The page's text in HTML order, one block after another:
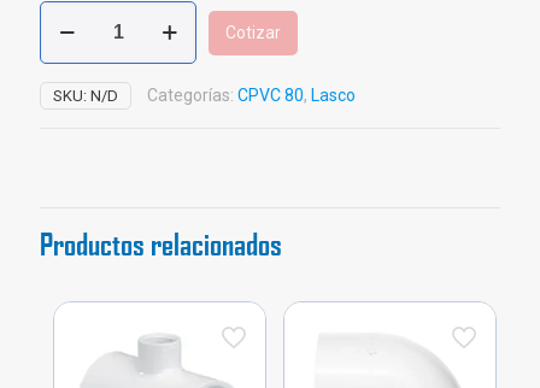
Cruz
CPVC
Sch
80
USA
Cotizar
SKU: N/D Categorías: CPVC 80, Lasco
Productos relacionados